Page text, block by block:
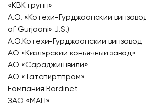
«КВК групп»
А.О. «Котехи-Гурджаанский
of Gurjaani» J.S.)
А.О.Котехи-Гурджаанский винзавод
АО «Кизлярский коньячный завод»
АО «Сараджишвили»
АО «Татспиртпром»
Еомпания Bardinet
ЗАО «МАП»